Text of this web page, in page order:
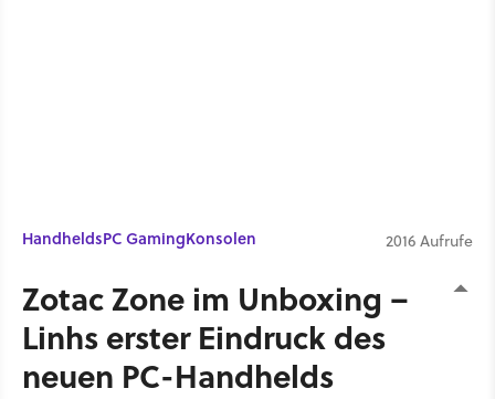
HandheldsPC GamingKonsolen 2016 Aufrufe
Zotac Zone im Unboxing –
Linhs erster Eindruck des
neuen PC-Handhelds